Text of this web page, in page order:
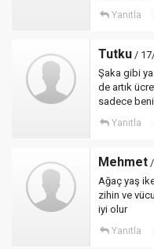
Yanıtla
Tutku /
Şaka gibi
de artık
sadece
Yanıtla
Mehmet
Ağaç yaş
zihin ve
iyi olur
Yanıtla